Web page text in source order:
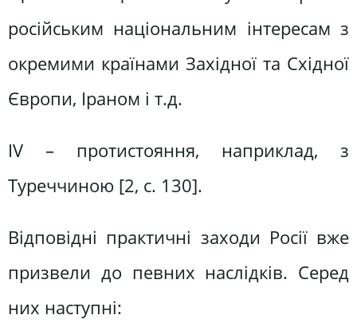
російським національним інтересам з
окремими країнами Західної та Східної
Європи, Іраном і т.д.
ІV – протистояння, наприклад, з
Туреччиною [2, c. 130].
Відповідні практичні заходи Росії вже
призвели до певних наслідків. Серед
них наступні: